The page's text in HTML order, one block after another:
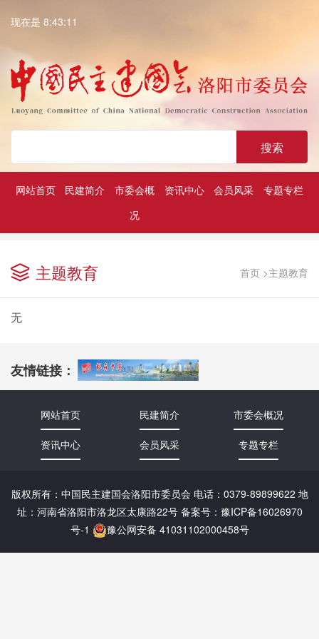
现在是 8:43:11
搜索
网站首页 民建简介
市委会概
况
资讯中心 会员风采 专题专栏
主题教育 首页 >主题教育
无
友情链接：
网站首页 民建简介 市委会概况
资讯中心 会员风采 专题专栏
版权所有：中国民主建国会洛阳市委员会 电话：0379-89899622 地
址：河南省洛阳市洛龙区太康路22号 备案号： 豫ICP备16026970
号-1
豫公网安备 41031102000458号